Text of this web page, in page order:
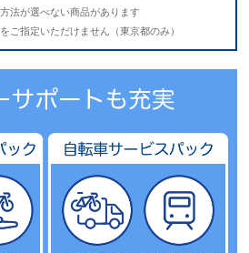
法が選べない商品があります
ご指定いただけません（東京都のみ）